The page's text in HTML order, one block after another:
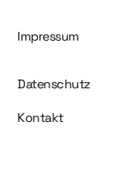
Impressum
Datenschutz
Kontakt